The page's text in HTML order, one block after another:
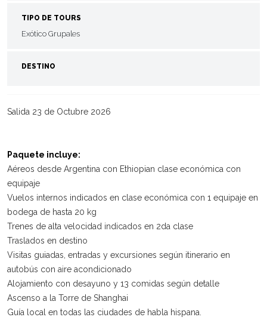
TIPO DE TOURS
Exótico Grupales
DESTINO
Salida 23 de Octubre 2026
Paquete incluye:
Aéreos desde Argentina con Ethiopian clase económica con
equipaje
Vuelos internos indicados en clase económica con 1 equipaje en
bodega de hasta 20 kg
Trenes de alta velocidad indicados en 2da clase
Traslados en destino
Visitas guiadas, entradas y excursiones según itinerario en
autobús con aire acondicionado
Alojamiento con desayuno y 13 comidas según detalle
Ascenso a la Torre de Shanghai
Guía local en todas las ciudades de habla hispana.